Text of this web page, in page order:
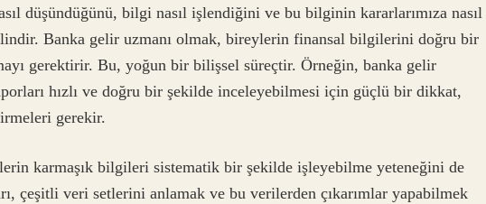
düşündüğünü, bilgi nasıl işlendiğini ve bu bilginin kararlarımıza nasıl
Banka gelir uzmanı olmak, bireylerin finansal bilgilerini doğru bir
gerektirir. Bu, yoğun bir bilişsel süreçtir. Örneğin, banka gelir
hızlı ve doğru bir şekilde inceleyebilmesi için güçlü bir dikkat,
gerekir.
karmaşık bilgileri sistematik bir şekilde işleyebilme yeteneğini de
çeşitli veri setlerini anlamak ve bu verilerden çıkarımlar yapabilmek